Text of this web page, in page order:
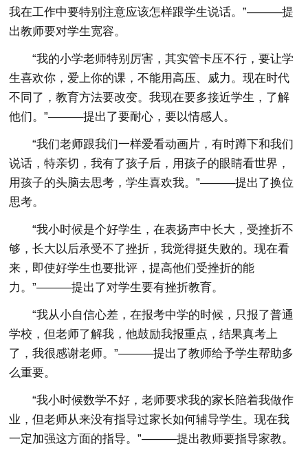
我在工作中要特别注意应该怎样跟学生说话。”———提
出教师要对学生宽容。
“我的小学老师特别厉害，其实管卡压不行，要让学
生喜欢你，爱上你的课，不能用高压、威力。现在时代
不同了，教育方法要改变。我现在要多接近学生，了解
他们。”———提出了要耐心，要以情感人。
“我们老师跟我们一样爱看动画片，有时蹲下和我们
说话，特亲切，我有了孩子后，用孩子的眼睛看世界，
用孩子的头脑去思考，学生喜欢我。”———提出了换位
思考。
“我小时候是个好学生，在表扬声中长大，受挫折不
够，长大以后承受不了挫折，我觉得挺失败的。现在看
来，即使好学生也要批评，提高他们受挫折的能
力。”———提出了对学生要有挫折教育。
“我从小自信心差，在报考中学的时候，只报了普通
学校，但老师了解我，他鼓励我报重点，结果真考上
了，我很感谢老师。”———提出了教师给予学生帮助多
么重要。
“我小时候数学不好，老师要求我的家长陪着我做作
业，但老师从来没有指导过家长如何辅导学生。现在我
一定加强这方面的指导。”———提出教师要指导家教。